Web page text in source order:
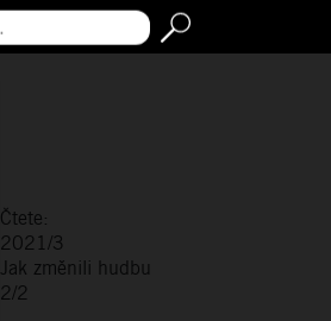
Čtete:
2021/3
Jak změnili hudbu
2/2